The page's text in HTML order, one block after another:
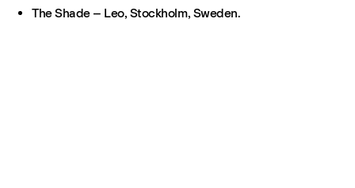
The Shade – Leo, Stockholm, Sweden.